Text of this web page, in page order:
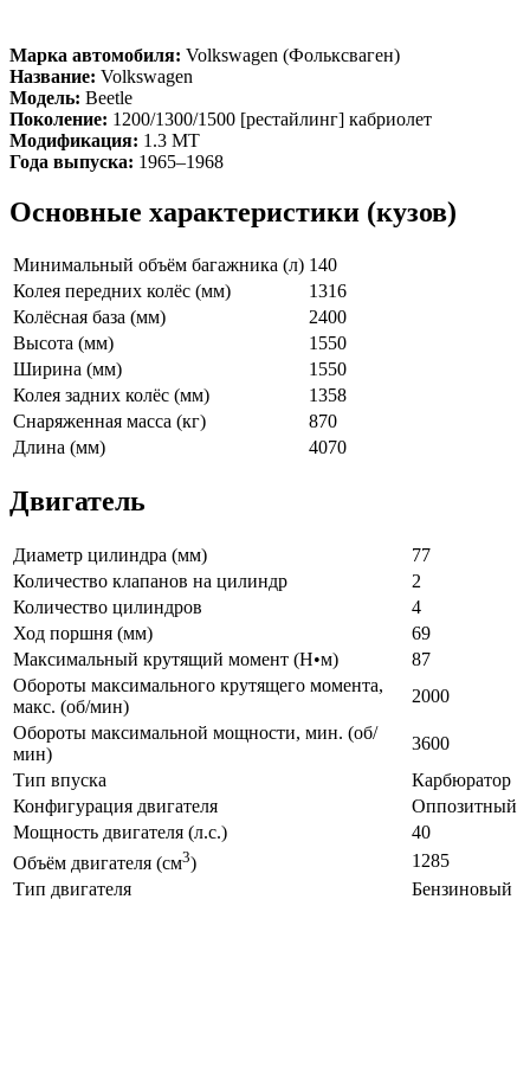
Марка автомобиля: Volkswagen (Фольксваген)
Название: Volkswagen
Модель: Beetle
Поколение: 1200/1300/1500 [рестайлинг] кабриолет
Модификация: 1.3 MT
Года выпуска: 1965–1968
Основные характеристики (кузов)
Минимальный объём багажника (л) 140
Колея передних колёс (мм)
1316
Колёсная база (мм)
2400
Высота (мм)
1550
Ширина (мм)
1550
Колея задних колёс (мм)
1358
Снаряженная масса (кг)
870
Длина (мм)
4070
Двигатель
Диаметр цилиндра (мм)
77
Количество клапанов на цилиндр
2
Количество цилиндров
4
Ход поршня (мм)
69
Максимальный крутящий момент (Н•м)
87
Обороты максимального крутящего момента,
макс. (об/мин)
2000
Обороты максимальной мощности, мин. (об/
мин)
3600
Тип впуска
Карбюратор
Конфигурация двигателя
Оппозитный
Мощность двигателя (л.с.)
40
Объём двигателя (см3)
1285
Тип двигателя
Бензиновый